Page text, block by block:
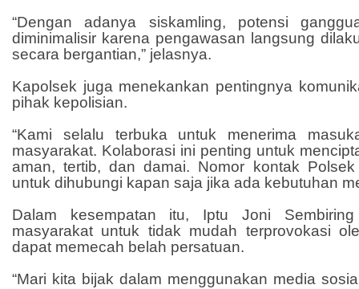
“Dengan adanya siskamling, potensi
diminimalisir karena pengawasan langsung
secara bergantian,” jelasnya.
Kapolsek juga menekankan pentingnya
pihak kepolisian.
“Kami selalu terbuka untuk menerima
masyarakat. Kolaborasi ini penting untuk
aman, tertib, dan damai. Nomor kontak
untuk dihubungi kapan saja jika ada kebutuhan
Dalam kesempatan itu, Iptu Joni
masyarakat untuk tidak mudah terprovokasi
dapat memecah belah persatuan.
“Mari kita bijak dalam menggunakan media